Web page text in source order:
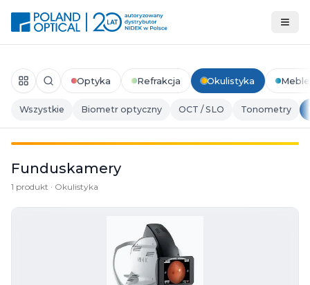
Optyka Refrakcja Okulistyka
Wszystkie Biometr optyczny OCT / SLO Tonometry
Funduskamery
1 produkt · Okulistyka